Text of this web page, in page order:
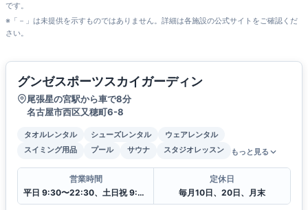
です。
※「－」は未提供を示すものではありません。詳細は各施設の公式サイトをご確認くだ
さい。
グンゼスポーツスカイガーディン
尾張星の宮駅から車で8分
名古屋市西区又穂町6-8
タオルレンタル シューズレンタル
ウェアレンタル
スイミング用品
プール サウナ スタジオレッスン もっと見る
営業時間
平日 9:30〜22:30、土日祝 9:30〜19:30
定休日
毎月10日、20日、月末